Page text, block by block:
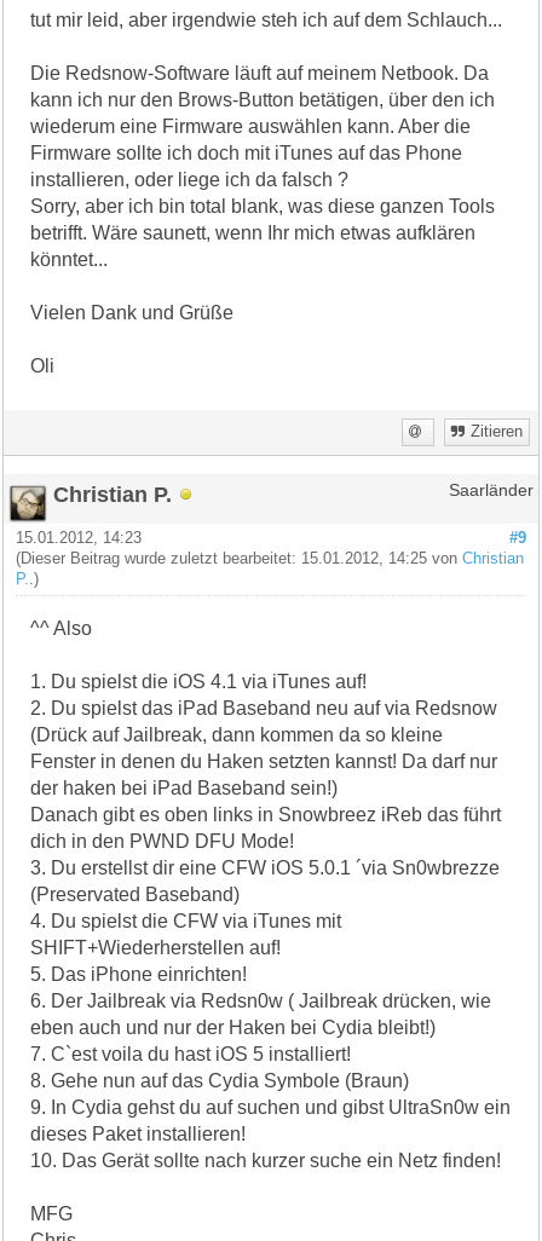
tut mir leid, aber irgendwie steh ich auf dem Schlauch...
Die Redsnow-Software läuft auf meinem Netbook. Da
kann ich nur den Brows-Button betätigen, über den ich
wiederum eine Firmware auswählen kann. Aber die
Firmware sollte ich doch mit iTunes auf das Phone
installieren, oder liege ich da falsch ?
Sorry, aber ich bin total blank, was diese ganzen Tools
betrifft. Wäre saunett, wenn Ihr mich etwas aufklären
könntet...
Vielen Dank und Grüße
Oli
Zitieren
Christian P. Saarländer
#9
15.01.2012, 14:23
(Dieser Beitrag wurde zuletzt bearbeitet: 15.01.2012, 14:25 vonChristian
P. .)
^^ Also
1. Du spielst die iOS 4.1 via iTunes auf!
2. Du spielst das iPad Baseband neu auf via Redsnow
(Drück auf Jailbreak, dann kommen da so kleine
Fenster in denen du Haken setzten kannst! Da darf nur
der haken bei iPad Baseband sein!)
Danach gibt es oben links in Snowbreez iReb das führt
dich in den PWND DFU Mode!
3. Du erstellst dir eine CFW iOS 5.0.1 ´via Sn0wbrezze
(Preservated Baseband)
4. Du spielst die CFW via iTunes mit
SHIFT+Wiederherstellen auf!
5. Das iPhone einrichten!
6. Der Jailbreak via Redsn0w ( Jailbreak drücken, wie
eben auch und nur der Haken bei Cydia bleibt!)
7. C`est voila du hast iOS 5 installiert!
8. Gehe nun auf das Cydia Symbole (Braun)
9. In Cydia gehst du auf suchen und gibst UltraSn0w ein
dieses Paket installieren!
10. Das Gerät sollte nach kurzer suche ein Netz finden!
MFG